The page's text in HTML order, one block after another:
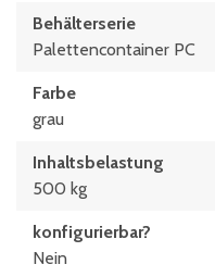
Behälterserie
Palettencontainer PC
Farbe
grau
Inhaltsbelastung
500 kg
konfigurierbar?
Nein